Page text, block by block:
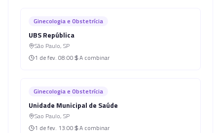
Ginecologia e Obstetrícia
UBS República
São Paulo, SP
1 de fev. 08:00 A combinar
Ginecologia e Obstetrícia
Unidade Municipal de Saúde
Sao Paulo, SP
1 de fev. 13:00 A combinar